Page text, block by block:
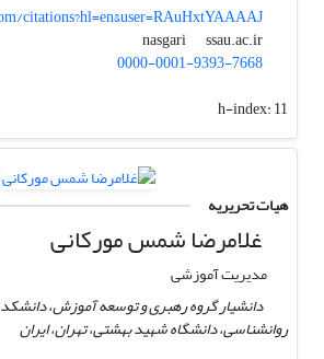
citations?hl=en&user=RAuHxtYAAAAJ
nasgari
ssau.ac.ir
0000-0001-9393-7668
h-index:11
هیات تحریریه
غلامرضا شمس مورکانی
مدیریت آموزشی
دانشیار گروه رهبری و توسعه آموزش،
روانشناسی، دانشگاه شهید بهشتی، تهران، ایران